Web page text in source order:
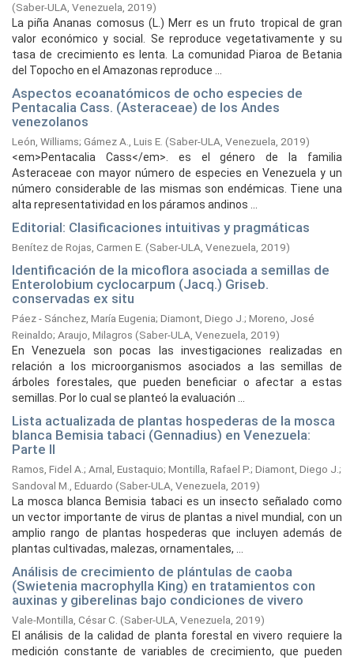
(Saber-ULA, Venezuela, 2019)
La piña Ananas comosus (L.) Merr es un fruto tropical de gran
valor económico y social. Se reproduce vegetativamente y su
tasa de crecimiento es lenta. La comunidad Piaroa de Betania
del Topocho en el Amazonas reproduce ...
Aspectos ecoanatómicos de ocho especies de
Pentacalia Cass. (Asteraceae) de los Andes
venezolanos
León, Williams; Gámez A., Luis E. (Saber-ULA, Venezuela, 2019)
<em>Pentacalia Cass</em>. es el género de la familia
Asteraceae con mayor número de especies en Venezuela y un
número considerable de las mismas son endémicas. Tiene una
alta representatividad en los páramos andinos ...
Editorial: Clasificaciones intuitivas y pragmáticas
Benítez de Rojas, Carmen E. (Saber-ULA, Venezuela, 2019)
Identificación de la micoflora asociada a semillas de
Enterolobium cyclocarpum (Jacq.) Griseb.
conservadas ex situ
Páez - Sánchez, María Eugenia; Diamont, Diego J. ; Moreno, José
Reinaldo; Araujo, Milagros (Saber-ULA, Venezuela, 2019)
En Venezuela son pocas las investigaciones realizadas en
relación a los microorganismos asociados a las semillas de
árboles forestales, que pueden beneficiar o afectar a estas
semillas. Por lo cual se planteó la evaluación ...
Lista actualizada de plantas hospederas de la mosca
blanca Bemisia tabaci (Gennadius) en Venezuela:
Parte II
Ramos, Fidel A. ; Arnal, Eustaquio; Montilla, Rafael P.; Diamont, Diego J. ;
Sandoval M., Eduardo (Saber-ULA, Venezuela, 2019)
La mosca blanca Bemisia tabaci es un insecto señalado como
un vector importante de virus de plantas a nivel mundial, con un
amplio rango de plantas hospederas que incluyen además de
plantas cultivadas, malezas, ornamentales, ...
Análisis de crecimiento de plántulas de caoba
(Swietenia macrophylla King) en tratamientos con
auxinas y giberelinas bajo condiciones de vivero
Vale-Montilla, César C. (Saber-ULA, Venezuela, 2019)
El análisis de la calidad de planta forestal en vivero requiere la
medición constante de variables de crecimiento, que pueden